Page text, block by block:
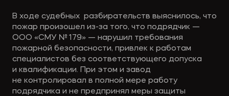
В ходе судебных разбирательств выяснилось, что
пожар произошел из-за того, что подрядчик —
ООО «СМУ № 179» — нарушил требования
пожарной безопасности, привлек к работам
специалистов без соответствующего допуска
и квалификации. При этом и завод
не контролировал в полной мере работу
подрядчика и не предпринял меры защиты